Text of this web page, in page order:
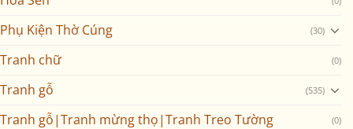
Phụ Kiện Thờ Cúng (30)
Tranh chữ (0)
Tranh gỗ (535)
Tranh gỗ|Tranh mừng thọ|Tranh Treo Tường (0)